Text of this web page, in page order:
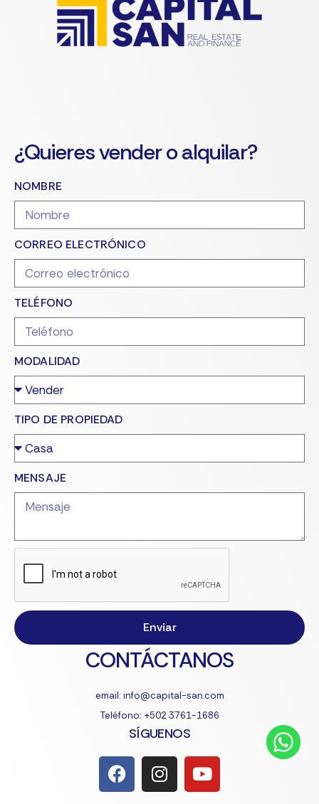
¿Quieres vender o alquilar?
NOMBRE
CORREO ELECTRÓNICO
TELÉFONO
MODALIDAD
TIPO DE PROPIEDAD
MENSAJE
Enviar
CONTÁCTANOS
email: info@capital-san.com
Teléfono: +502 3761-1686
SÍGUENOS